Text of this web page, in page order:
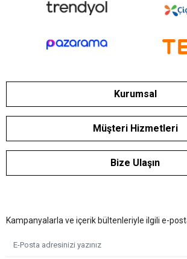
Kurumsal
Müşteri Hizmetleri
Bize Ulaşın
Kampanyalarla ve içerik bültenleriyle ilgili e-